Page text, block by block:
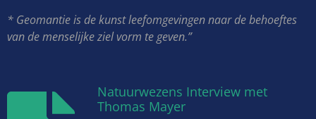
* Geomantie is de kunst leefomgevingen naar de behoeftes
van de menselijke ziel vorm te geven.”
Natuurwezens Interview met
Thomas Mayer